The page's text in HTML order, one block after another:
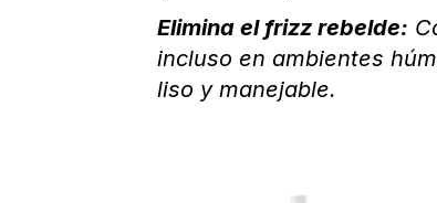
Elimina el frizz rebelde:
incluso en ambientes
liso y manejable.